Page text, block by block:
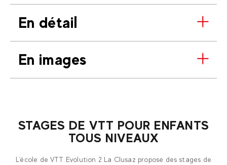
En détail
En images
STAGES DE VTT POUR ENFANTS
TOUS NIVEAUX
L'école de VTT Evolution 2 La Clusaz propose des stages de